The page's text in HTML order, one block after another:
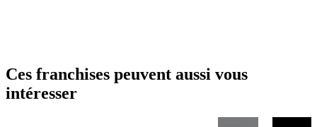
Ces franchises peuvent aussi vous
intéresser